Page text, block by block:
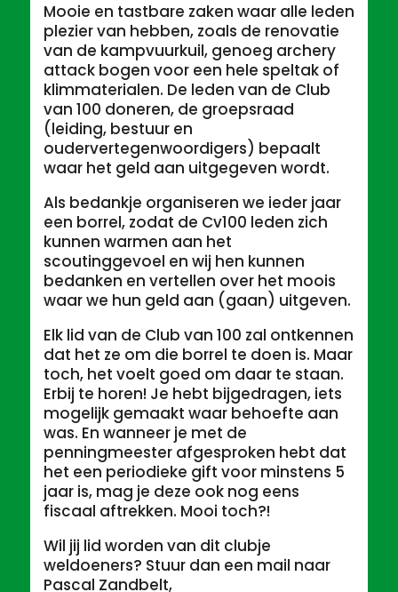
Mooie en tastbare zaken waar alle leden
plezier van hebben, zoals de renovatie
van de kampvuurkuil, genoeg archery
attack bogen voor een hele speltak of
klimmaterialen. De leden van de Club
van 100 doneren, de groepsraad
(leiding, bestuur en
oudervertegenwoordigers) bepaalt
waar het geld aan uitgegeven wordt.
Als bedankje organiseren we ieder jaar
een borrel, zodat de Cv100 leden zich
kunnen warmen aan het
scoutinggevoel en wij hen kunnen
bedanken en vertellen over het moois
waar we hun geld aan (gaan) uitgeven.
Elk lid van de Club van 100 zal ontkennen
dat het ze om die borrel te doen is. Maar
toch, het voelt goed om daar te staan.
Erbij te horen! Je hebt bijgedragen, iets
mogelijk gemaakt waar behoefte aan
was. En wanneer je met de
penningmeester afgesproken hebt dat
het een periodieke gift voor minstens 5
jaar is, mag je deze ook nog eens
fiscaal aftrekken. Mooi toch?!
Wil jij lid worden van dit clubje
weldoeners? Stuur dan een mail naar
Pascal Zandbelt,